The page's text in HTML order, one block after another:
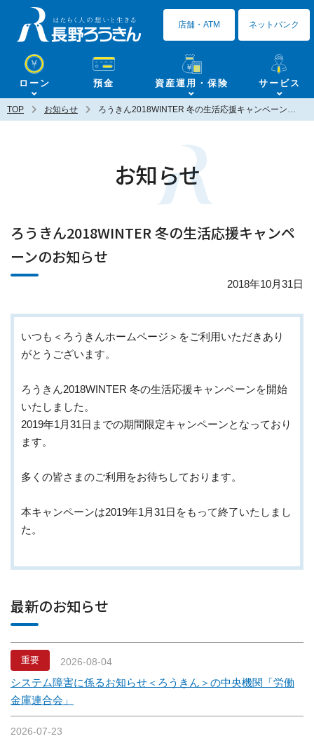
ローン 預金 資産運用・保険 サービス
店舗・ATM ネットバンク
TOP お知らせ ろうきん2018WINTER 冬の生活応援キャンペーンのお知らせ
お知らせ
ろうきん2018WINTER 冬の生活応援キャンペ
ーンのお知らせ
2018年10月31日
いつも＜ろうきんホームページ＞をご利用いただきあり
がとうございます。
ろうきん2018WINTER 冬の生活応援キャンペーンを開始
いたしました。
2019年1月31日までの期間限定キャンペーンとなっており
ます。
多くの皆さまのご利用をお待ちしております。
本キャンペーンは2019年1月31日をもって終了いたしまし
た。
最新のお知らせ
重要 2026-08-04
システム障害に係るお知らせ＜ろうきん＞の中央機関「労働
金庫連合会」
2026-07-23